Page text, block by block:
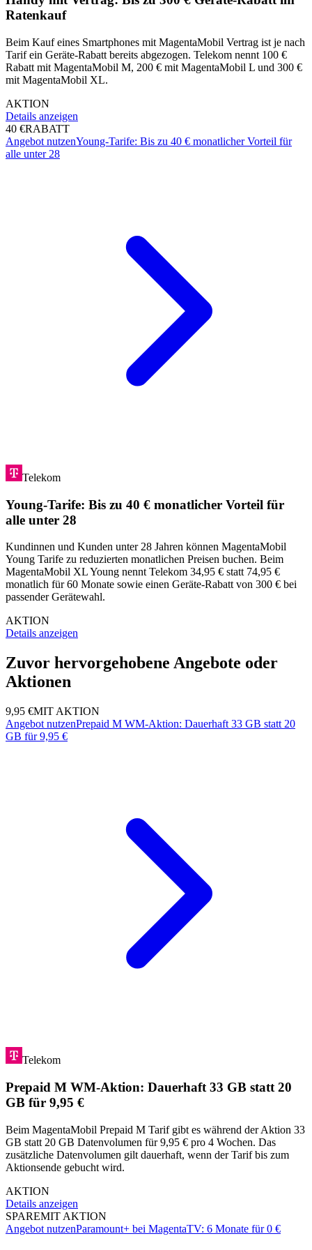
Ratenkauf
Beim Kauf eines Smartphones mit MagentaMobil Vertrag ist je nach
Tarif ein Geräte-Rabatt bereits abgezogen. Telekom nennt 100 €
Rabatt mit MagentaMobil M, 200 € mit MagentaMobil L und 300 €
mit MagentaMobil XL.
AKTION
Details anzeigen
40 €RABATT
Angebot nutzenYoung-Tarife: Bis zu 40 € monatlicher Vorteil für
alle unter 28
Telekom
Young-Tarife: Bis zu 40 € monatlicher Vorteil für
alle unter 28
Kundinnen und Kunden unter 28 Jahren können MagentaMobil
Young Tarife zu reduzierten monatlichen Preisen buchen. Beim
MagentaMobil XL Young nennt Telekom 34,95 € statt 74,95 €
monatlich für 60 Monate sowie einen Geräte-Rabatt von 300 € bei
passender Gerätewahl.
AKTION
Details anzeigen
Zuvor hervorgehobene Angebote oder
Aktionen
9,95 €MIT AKTION
Angebot nutzenPrepaid M WM-Aktion: Dauerhaft 33 GB statt 20
GB für 9,95 €
Telekom
Prepaid M WM-Aktion: Dauerhaft 33 GB statt 20
GB für 9,95 €
Beim MagentaMobil Prepaid M Tarif gibt es während der Aktion 33
GB statt 20 GB Datenvolumen für 9,95 € pro 4 Wochen. Das
zusätzliche Datenvolumen gilt dauerhaft, wenn der Tarif bis zum
Aktionsende gebucht wird.
AKTION
Details anzeigen
SPAREMIT AKTION
Angebot nutzenParamount+ bei MagentaTV: 6 Monate für 0 €